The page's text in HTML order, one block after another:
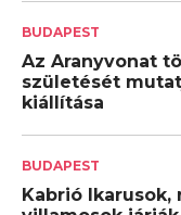
BUDAPEST
Az Aranyvonat
születését
kiállítása
BUDAPEST
Kabrió